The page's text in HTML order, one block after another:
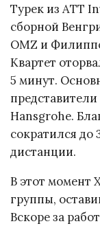
Турек из ATT
сборной
OMZ и
Квартет
5 минут.
Hansgrohe.
сократился до
дистанции.
В этот момент
группы,
Вскоре за